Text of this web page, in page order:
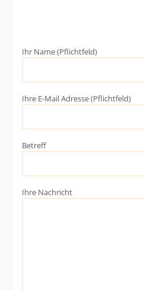
Ihr Name (Pflichtfeld)
Ihre E-Mail Adresse (Pflichtfeld)
Betreff
Ihre Nachricht